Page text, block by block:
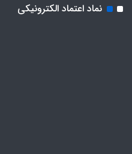
نماد اعتماد الکترونیکی